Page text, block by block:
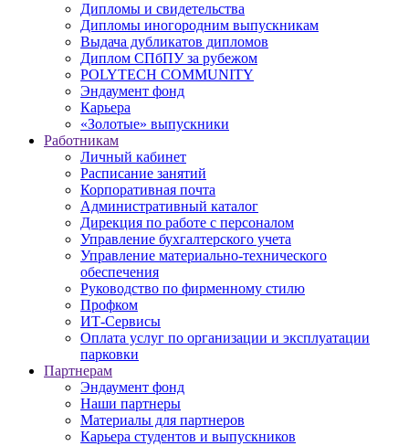
Дипломы и свидетельства
Дипломы иногородним выпускникам
Выдача дубликатов дипломов
Диплом СПбПУ за рубежом
POLYTECH COMMUNITY
Эндаумент фонд
Карьера
«Золотые» выпускники
Работникам
Личный кабинет
Расписание занятий
Корпоративная почта
Административный каталог
Дирекция по работе с персоналом
Управление бухгалтерского учета
Управление материально-технического
обеспечения
Руководство по фирменному стилю
Профком
ИТ-Сервисы
Оплата услуг по организации и эксплуатации
парковки
Партнерам
Эндаумент фонд
Наши партнеры
Материалы для партнеров
Карьера студентов и выпускников